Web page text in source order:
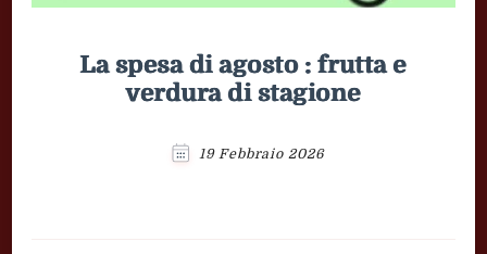
La spesa di agosto : frutta e
verdura di stagione
19 Febbraio 2026